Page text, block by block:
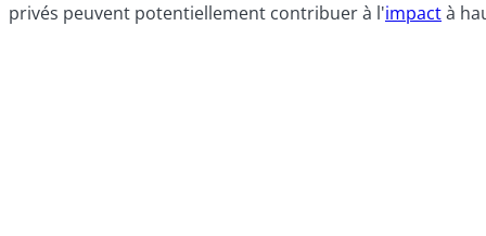
privés peuvent potentiellement contribuer à l'impactà